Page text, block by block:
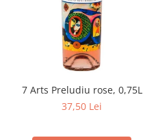
7 Arts Preludiu rose, 0,75L
37,50 Lei